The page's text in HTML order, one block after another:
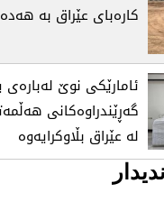
كارەبای عێراق بە
ئامارێکی نوێ لەبارەی
گەڕێندراوەکانی
لە عێراق بڵاوکرایەوە